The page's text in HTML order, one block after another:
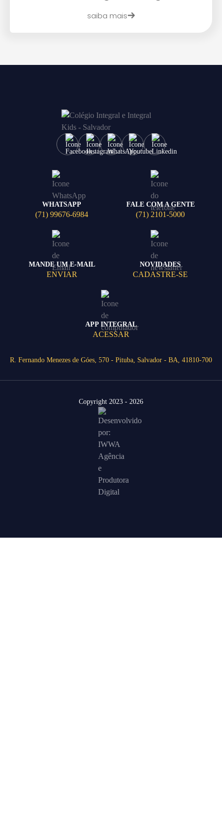
saiba mais
WHATSAPP
(71) 99676-6984
FALE COM A GENTE
(71) 2101-5000
MANDE UM E-MAIL
ENVIAR
NOVIDADES
CADASTRE-SE
APP INTEGRAL
ACESSAR
R. Fernando Menezes de Góes, 570 - Pituba, Salvador - BA, 41810-700
Copyright 2023 - 2026